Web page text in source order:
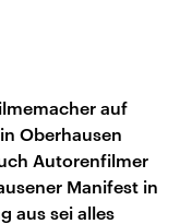
auf
Oberhausen
Autorenfilmer
Manifest in
aus sei alles